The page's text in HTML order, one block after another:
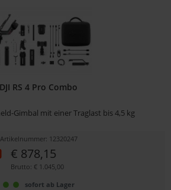
DJI RS 4 Pro Combo
Gimbal mit einer Traglast bis 4,5 kg
Artikelnummer: 12320247
€ 878,15
Brutto: € 1.045,00
sofort ab Lager